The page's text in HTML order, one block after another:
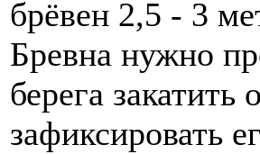
брёвен 2,5 - 3
Бревна нужно
берега
зафиксировать